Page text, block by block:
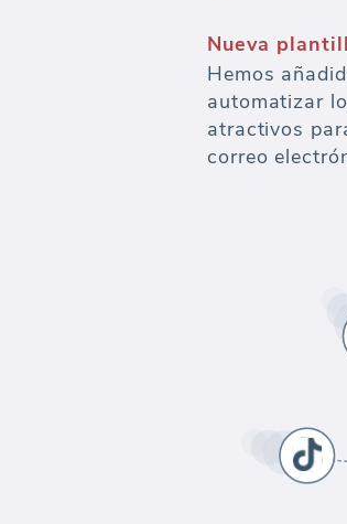
Nueva
Hemos
automatizar
atractivos
correo